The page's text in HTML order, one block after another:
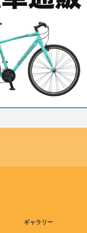
ギャラリー